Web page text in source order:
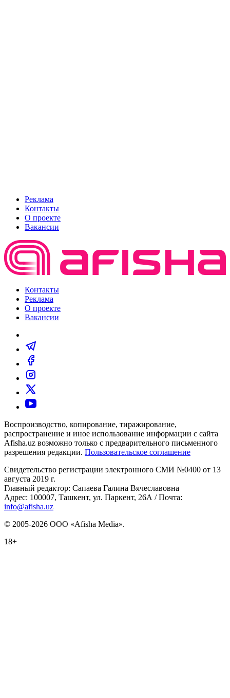
Реклама
Контакты
О проекте
Вакансии
Контакты
Реклама
О проекте
Вакансии
Воспроизводство, копирование, тиражирование,
распространение и иное использование информации с сайта
Afisha.uz возможно только с предварительного письменного
разрешения редакции. Пользовательское соглашение
Свидетельство регистрации электронного СМИ №0400 от 13
августа 2019 г.
Главный редактор: Сапаева Галина Вячеславовна
Адрес: 100007, Ташкент, ул. Паркент, 26А / Почта:
info@afisha.uz
© 2005-2026 ООО «Afisha Media».
18+